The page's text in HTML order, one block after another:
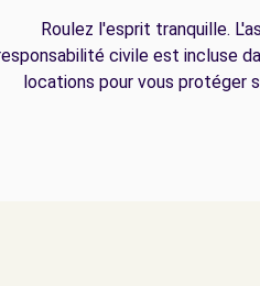
Roulez l'esprit tranquille.
civile est incluse
locations pour vous protéger